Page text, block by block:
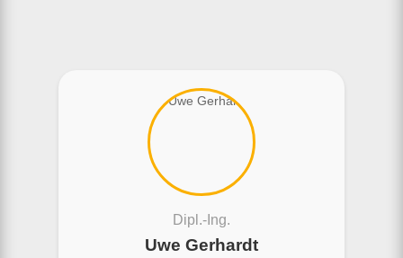
Dipl.-Ing.
Uwe Gerhardt